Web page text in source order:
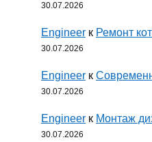
30.07.2026
Engineer к Ремонт
30.07.2026
Engineer к
30.07.2026
Engineer к Монтаж
30.07.2026